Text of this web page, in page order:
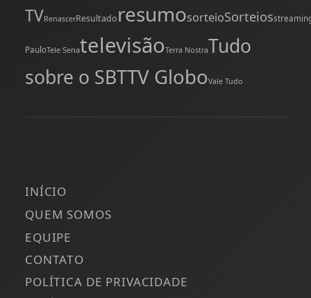
TVRenascerResultadoresumosorteioSorteios
PauloTele SenatelevisãoTerra NostraTudo
sobre o SBTTV GloboVale Tudo
INÍCIO
QUEM SOMOS
EQUIPE
CONTATO
POLÍTICA DE PRIVACIDADE